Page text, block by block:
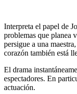
Interpreta el papel de
problemas que planea
persigue a una
corazón también está
El drama
espectadores. En
actuación.